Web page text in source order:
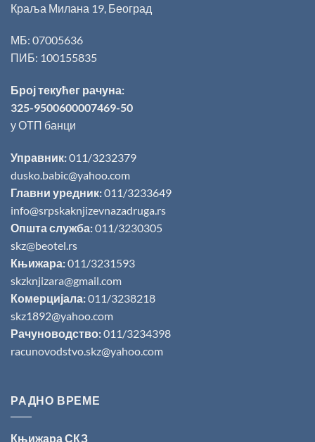
Краља Милана 19, Београд
МБ: 07005636
ПИБ: 100155835
Број текућег рачуна:
325-9500600007469-50
у ОТП банци
Управник:011/3232379
dusko.babic@yahoo.com
Главни уредник:011/3233649
info@srpskaknjizevnazadruga.rs
Општа служба:011/3230305
skz@beotel.rs
Књижара:011/3231593
skzknjizara@gmail.com
Комерцијала:011/3238218
skz1892@yahoo.com
Рачуноводство:011/3234398
racunovodstvo.skz@yahoo.com
РАДНО ВРЕМЕ
Књижара СКЗ